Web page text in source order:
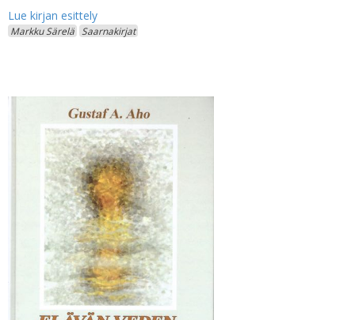
Markku Särelä Saarnakirjat